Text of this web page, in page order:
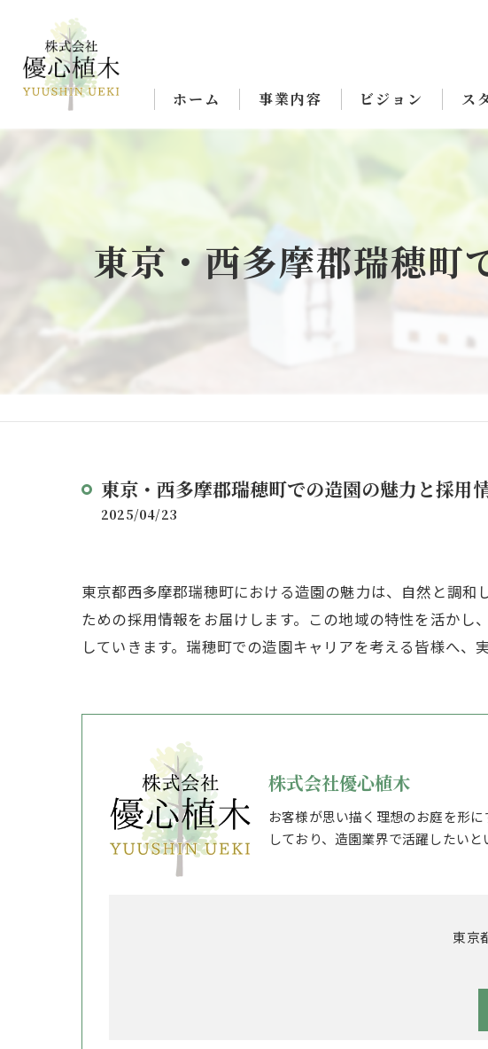
ホーム 事業内容 ビジョン ス
東京・西多摩郡瑞穂町
東京・西多摩郡瑞穂町での造園の魅力と採用
2025/04/23
東京都西多摩郡瑞穂町における造園の魅力は、自然と調
ための採用情報をお届けします。この地域の特性を活か
していきます。瑞穂町での造園キャリアを考える皆様へ、
株式会社優心植木
お客様が思い描く理想のお庭を形
しており、造園業界で活躍したい
東京